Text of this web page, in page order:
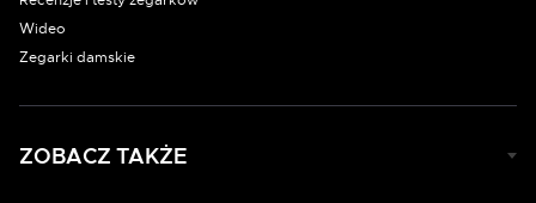
Wideo
Zegarki damskie
ZOBACZ TAKŻE